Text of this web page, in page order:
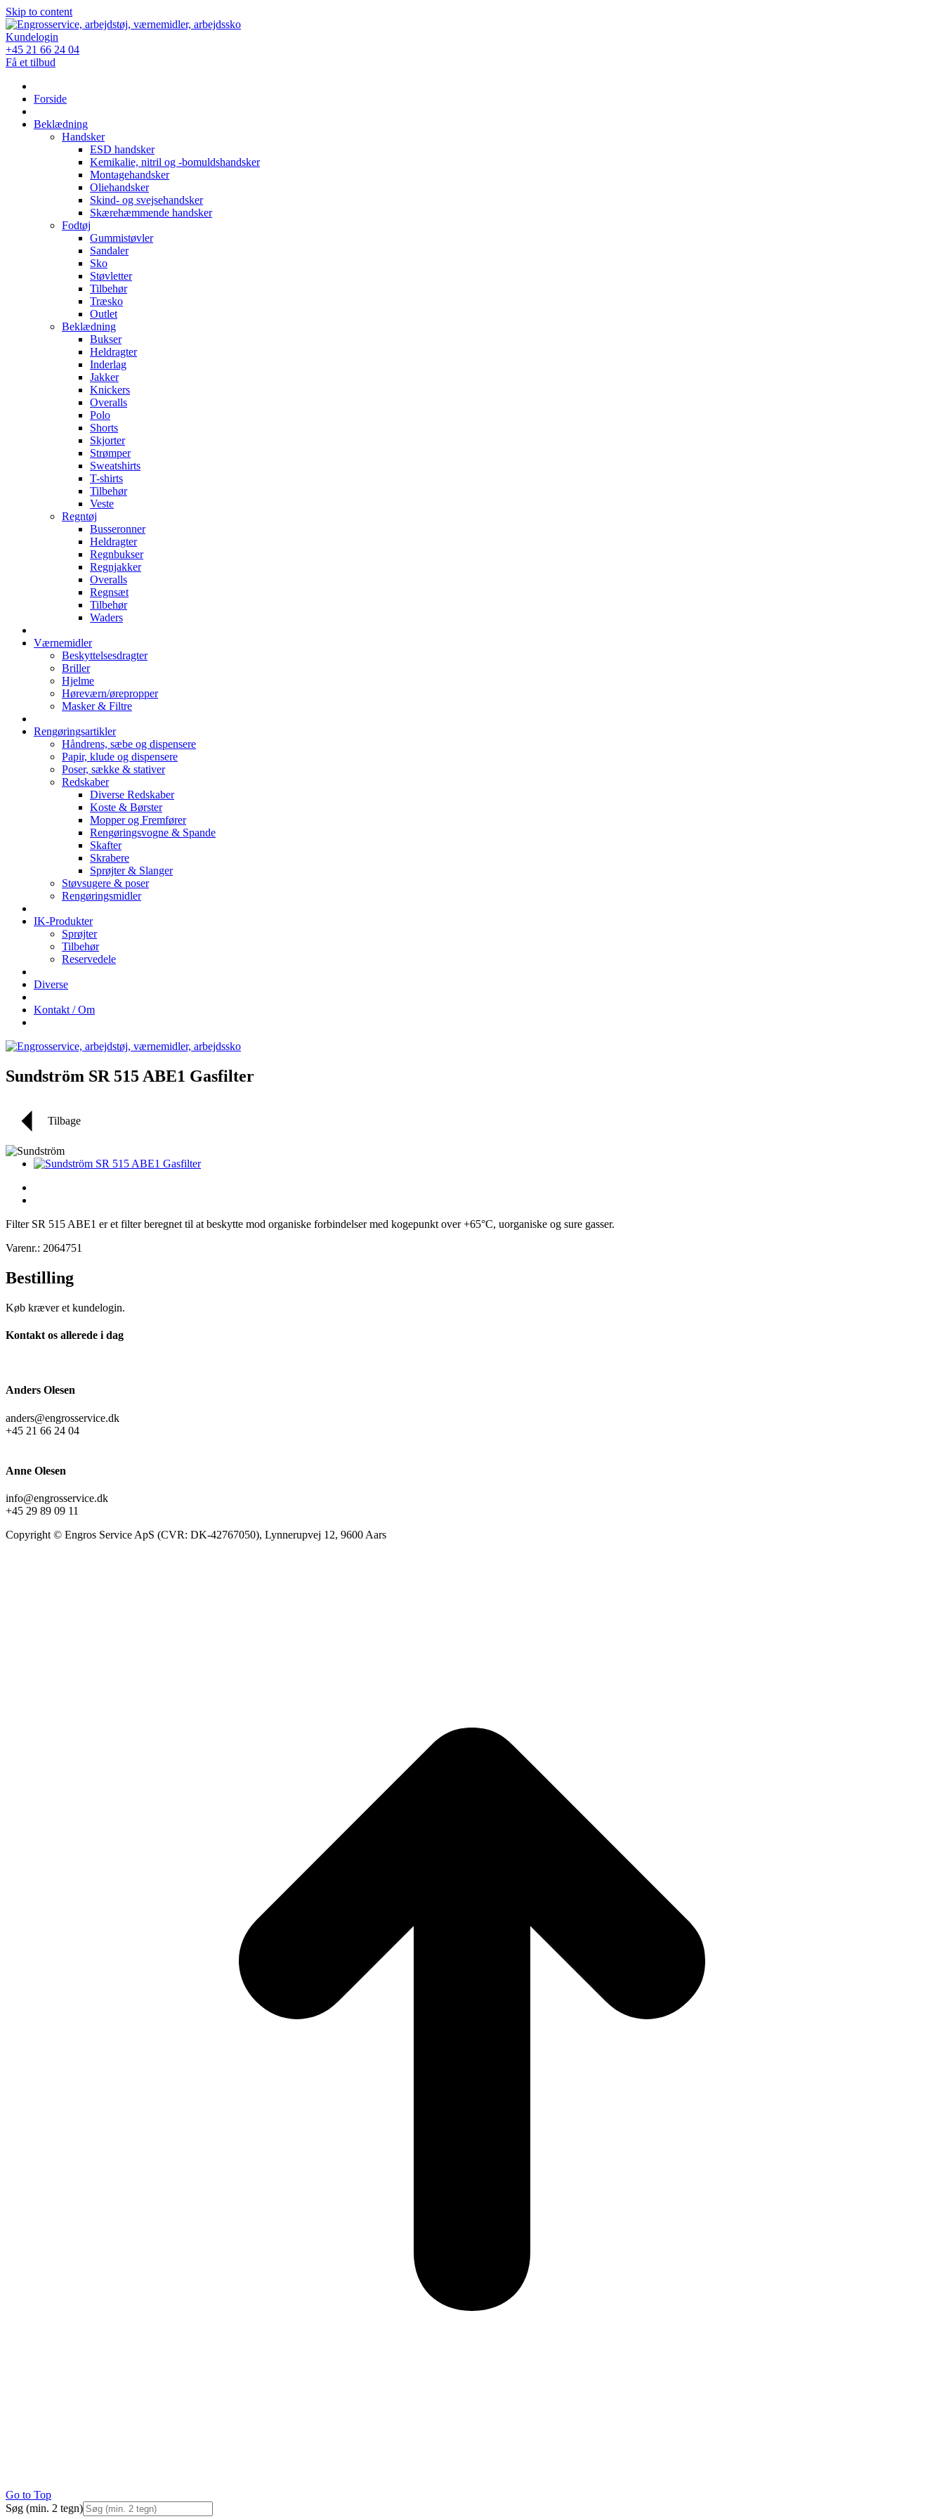
Skip to content
Kundelogin
+45 21 66 24 04
Få et tilbud
Forside
Beklædning
Handsker
ESD handsker
Kemikalie, nitril og -bomuldshandsker
Montagehandsker
Oliehandsker
Skind- og svejsehandsker
Skærehæmmende handsker
Fodtøj
Gummistøvler
Sandaler
Sko
Støvletter
Tilbehør
Træsko
Outlet
Beklædning
Bukser
Heldragter
Inderlag
Jakker
Knickers
Overalls
Polo
Shorts
Skjorter
Strømper
Sweatshirts
T-shirts
Tilbehør
Veste
Regntøj
Busseronner
Heldragter
Regnbukser
Regnjakker
Overalls
Regnsæt
Tilbehør
Waders
Værnemidler
Beskyttelsesdragter
Briller
Hjelme
Høreværn/ørepropper
Masker & Filtre
Rengøringsartikler
Håndrens, sæbe og dispensere
Papir, klude og dispensere
Poser, sække & stativer
Redskaber
Diverse Redskaber
Koste & Børster
Mopper og Fremfører
Rengøringsvogne & Spande
Skafter
Skrabere
Sprøjter & Slanger
Støvsugere & poser
Rengøringsmidler
IK-Produkter
Sprøjter
Tilbehør
Reservedele
Diverse
Kontakt / Om
Sundström SR 515 ABE1 Gasfilter
Tilbage
Filter SR 515 ABE1 er et filter beregnet til at beskytte mod organiske forbindelser med kogepunkt over +65°C, uorganiske og sure gasser.
Varenr.: 2064751
Bestilling
Køb kræver et kundelogin.
Kontakt os allerede i dag
Anders Olesen
anders@engrosservice.dk
+45 21 66 24 04
Anne Olesen
info@engrosservice.dk
+45 29 89 09 11
Copyright © Engros Service ApS (CVR: DK-42767050), Lynnerupvej 12, 9600 Aars
Go to Top
Søg (min. 2 tegn)